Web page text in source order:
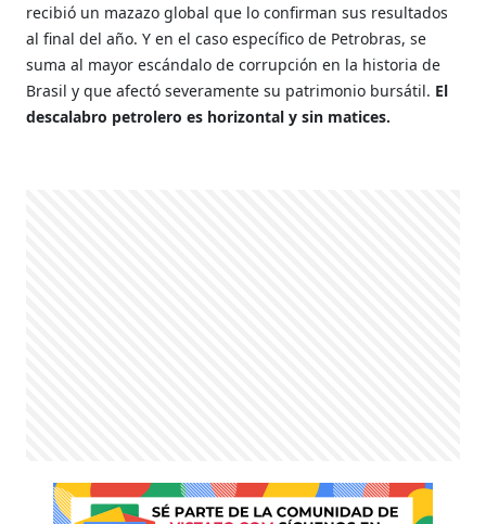
recibió un mazazo global que lo confirman sus resultados
al final del año. Y en el caso específico de Petrobras, se
suma al mayor escándalo de corrupción en la historia de
Brasil y que afectó severamente su patrimonio bursátil. El
descalabro petrolero es horizontal y sin matices.